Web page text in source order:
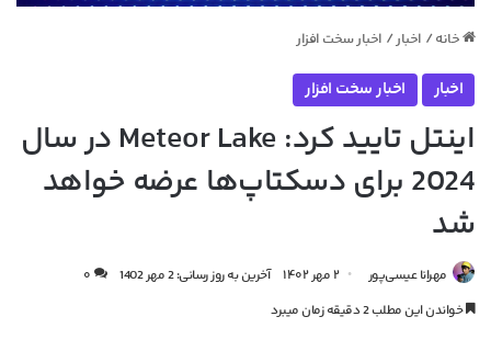
خانه / اخبار / اخبار سخت افزار
اخبار اخبار سخت افزار
اینتل تایید کرد: Meteor Lake در سال
2024 برای دسکتاپ‌ها عرضه خواهد
شد
مهرانا عیسی‌پور ۲ مهر ۱۴۰۲ آخرین به روز رسانی: 2 مهر 1402
۰
خواندن این مطلب 2 دقیقه زمان میبرد